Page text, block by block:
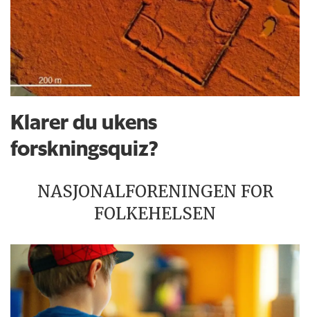
Klarer du ukens
forskningsquiz?
NASJONALFORENINGEN FOR
FOLKEHELSEN